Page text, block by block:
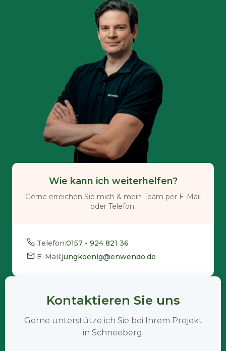
Wie kann ich weiterhelfen?
Gerne erreichen Sie mich & mein Team per E-Mail
oder Telefon.
Telefon:0157 - 924 821 36
E-Mail:jungkoenig@enwendo.de
Kontaktieren Sie uns
Gerne unterstütze ich Sie bei Ihrem Projekt
in Schneeberg.